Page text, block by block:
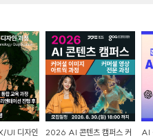
UI 디자인
2026 AI 콘텐츠 캠퍼스 커
AI